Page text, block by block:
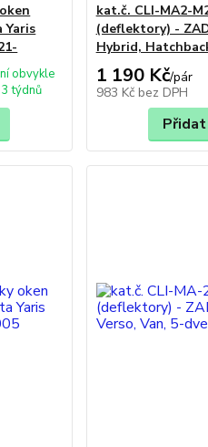
Yaris
obvykle
týdnů
kat.č. CLI-MA2-
(deflektory) -
Hybrid,
1 190 Kč/pár
983 Kč bez DPH